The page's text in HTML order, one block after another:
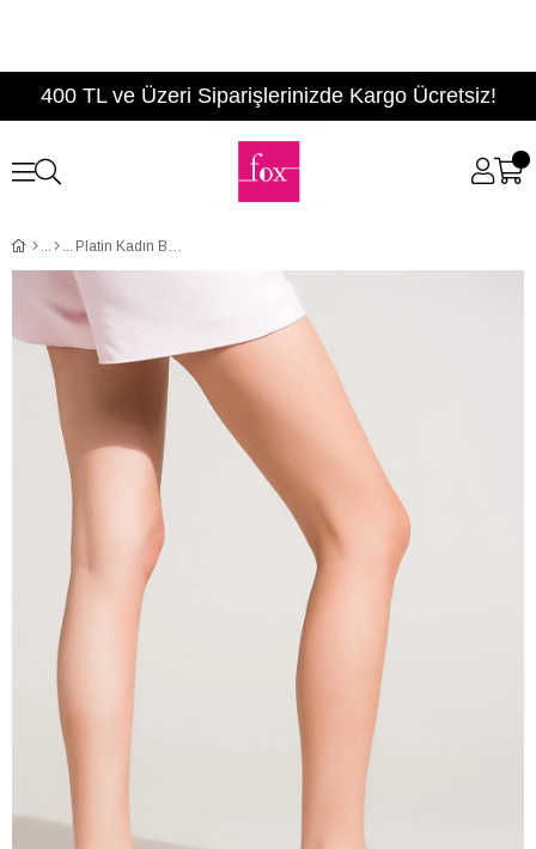
400 TL ve Üzeri Siparişlerinizde Kargo Ücretsiz!
Platin Kadın Babet B290080109